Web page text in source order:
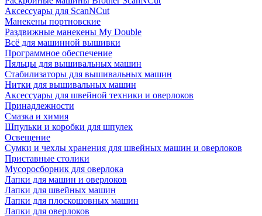
Аксессуары для ScanNCut
Манекены портновские
Раздвижные манекены My Double
Всё для машинной вышивки
Программное обеспечение
Пяльцы для вышивальных машин
Стабилизаторы для вышивальных машин
Нитки для вышивальных машин
Аксессуары для швейной техники и оверлоков
Принадлежности
Смазка и химия
Шпульки и коробки для шпулек
Освещение
Сумки и чехлы хранения для швейных машин и оверлоков
Приставные столики
Мусоросборник для оверлока
Лапки для машин и оверлоков
Лапки для швейных машин
Лапки для плоскошовных машин
Лапки для оверлоков